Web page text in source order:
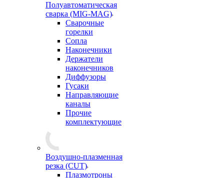
Полуавтоматическая
сварка (MIG-MAG)
Сварочные
горелки
Сопла
Наконечники
Держатели
наконечников
Диффузоры
Гусаки
Направляющие
каналы
Прочие
комплектующие
Воздушно-плазменная
резка (CUT)
Плазмотроны